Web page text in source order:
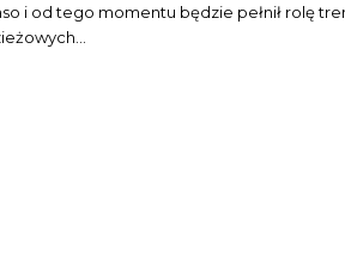
i od tego momentu będzie pełnił rolę